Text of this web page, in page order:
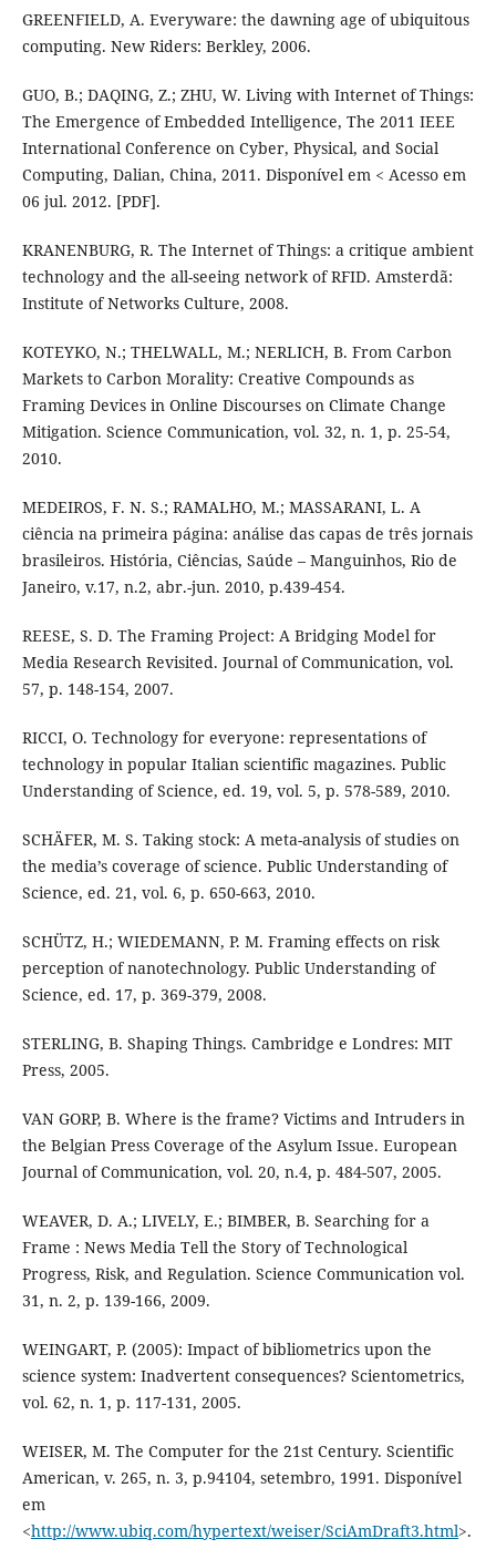
GREENFIELD, A. Everyware: the dawning age of ubiquitous
computing. New Riders: Berkley, 2006.
GUO, B.; DAQING, Z.; ZHU, W. Living with Internet of Things:
The Emergence of Embedded Intelligence, The 2011 IEEE
International Conference on Cyber, Physical, and Social
Computing, Dalian, China, 2011. Disponível em < Acesso em
06 jul. 2012. [PDF].
KRANENBURG, R. The Internet of Things: a critique ambient
technology and the all-seeing network of RFID. Amsterdã:
Institute of Networks Culture, 2008.
KOTEYKO, N.; THELWALL, M.; NERLICH, B. From Carbon
Markets to Carbon Morality: Creative Compounds as
Framing Devices in Online Discourses on Climate Change
Mitigation. Science Communication, vol. 32, n. 1, p. 25-54,
2010.
MEDEIROS, F. N. S.; RAMALHO, M.; MASSARANI, L. A
ciência na primeira página: análise das capas de três jornais
brasileiros. História, Ciências, Saúde – Manguinhos, Rio de
Janeiro, v.17, n.2, abr.-jun. 2010, p.439-454.
REESE, S. D. The Framing Project: A Bridging Model for
Media Research Revisited. Journal of Communication, vol.
57, p. 148-154, 2007.
RICCI, O. Technology for everyone: representations of
technology in popular Italian scientific magazines. Public
Understanding of Science, ed. 19, vol. 5, p. 578-589, 2010.
SCHÄFER, M. S. Taking stock: A meta-analysis of studies on
the media’s coverage of science. Public Understanding of
Science, ed. 21, vol. 6, p. 650-663, 2010.
SCHÜTZ, H.; WIEDEMANN, P. M. Framing effects on risk
perception of nanotechnology. Public Understanding of
Science, ed. 17, p. 369-379, 2008.
STERLING, B. Shaping Things. Cambridge e Londres: MIT
Press, 2005.
VAN GORP, B. Where is the frame? Victims and Intruders in
the Belgian Press Coverage of the Asylum Issue. European
Journal of Communication, vol. 20, n.4, p. 484-507, 2005.
WEAVER, D. A.; LIVELY, E.; BIMBER, B. Searching for a
Frame : News Media Tell the Story of Technological
Progress, Risk, and Regulation. Science Communication vol.
31, n. 2, p. 139-166, 2009.
WEINGART, P. (2005): Impact of bibliometrics upon the
science system: Inadvertent consequences? Scientometrics,
vol. 62, n. 1, p. 117-131, 2005.
WEISER, M. The Computer for the 21st Century. Scientific
American, v. 265, n. 3, p.94104, setembro, 1991. Disponível
em
<http://www.ubiq.com/hypertext/weiser/SciAmDraft3.html>.